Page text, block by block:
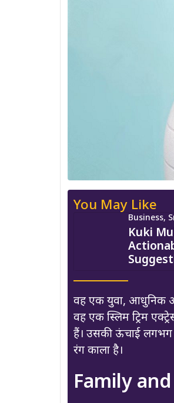
You May Like
Business,
Kuki
वह एक युवा, आधुनिक
वह एक स्लिम ट्रिम
हैं। उसकी ऊंचाई
रंग काला है।
Family